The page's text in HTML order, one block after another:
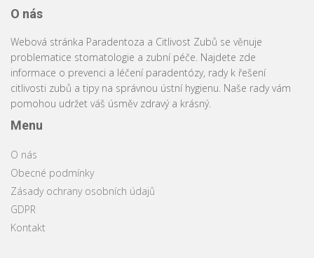
O nás
Webová stránka Paradentoza a Citlivost Zubů se věnuje
problematice stomatologie a zubní péče. Najdete zde
informace o prevenci a léčení paradentózy, rady k řešení
citlivosti zubů a tipy na správnou ústní hygienu. Naše rady vám
pomohou udržet váš úsměv zdravý a krásný.
Menu
O nás
Obecné podmínky
Zásady ochrany osobních údajů
GDPR
Kontakt